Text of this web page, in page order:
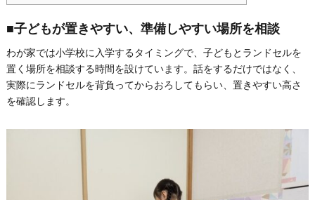
■子どもが置きやすい、準備しやすい場所を相談
わが家では小学校に入学するタイミングで、子どもとランドセルを
置く場所を相談する時間を設けています。話をするだけではなく、
実際にランドセルを背負ってからおろしてもらい、置きやすい高さ
を確認します。